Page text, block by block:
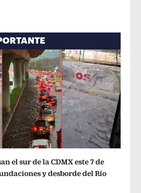
el sur de la CDMX este 7 de
y desborde del Río